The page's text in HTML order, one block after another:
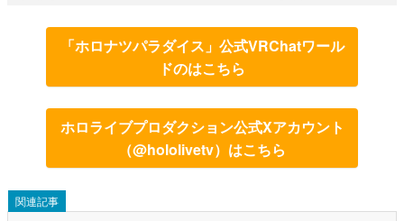
「ホロナツパラダイス」公式VRChatワール
ドのはこちら
ホロライブプロダクション公式Xアカウント
（@hololivetv）はこちら
関連記事